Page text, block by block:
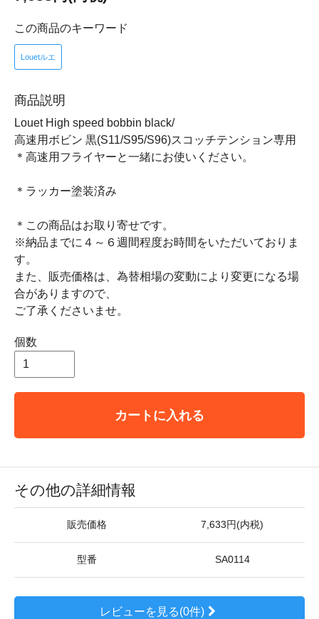
この商品のキーワード
Louetルエ
商品説明
Louet High speed bobbin black/
高速用ボビン 黒(S11/S95/S96)スコッチテンション専用
＊高速用フライヤーと一緒にお使いください。
＊ラッカー塗装済み
＊この商品はお取り寄せです。
※納品までに４～６週間程度お時間をいただいておりま
す。
また、販売価格は、為替相場の変動により変更になる場
合がありますので、
ご了承くださいませ。
個数
カートに入れる
その他の詳細情報
販売価格 7,633円(内税)
型番 SA0114
レビューを見る(0件)